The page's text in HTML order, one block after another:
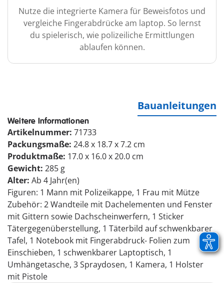
Nutze die integrierte Kamera für Beweisfotos und
vergleiche Fingerabdrücke am laptop. So lernst
du spielerisch, wie polizeiliche Ermittlungen
ablaufen können.
Bauanleitungen
Weitere Informationen
Artikelnummer: 71733
Packungsmaße: 24.8 x 18.7 x 7.2 cm
Produktmaße: 17.0 x 16.0 x 20.0 cm
Gewicht: 285 g
Alter: Ab 4 Jahr(en)
Figuren: 1 Mann mit Polizeikappe, 1 Frau mit Mütze
Zubehör: 2 Wandteile mit Dachelementen und Fenster
mit Gittern sowie Dachscheinwerfern, 1 Sticker
Tätergegenüberstellung, 1 Täterbild auf schwenkbarer
Tafel, 1 Notebook mit Fingerabdruck- Folien zum
Einschieben, 1 schwenkbarer Laptoptisch, 1
Umhängetasche, 3 Spraydosen, 1 Kamera, 1 Holster
mit Pistole